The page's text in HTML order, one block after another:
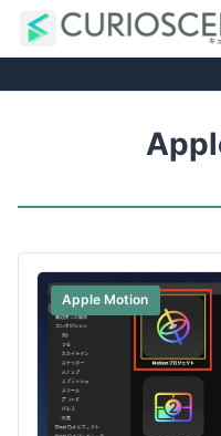
Apple Motion